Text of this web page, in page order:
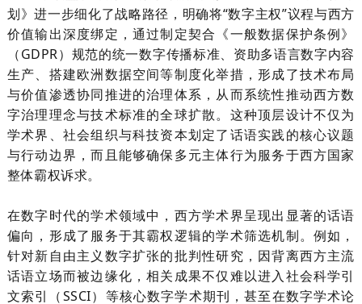
划》进一步细化了战略路径，明确将“数字主权”议程与西方
价值输出深度绑定，通过制定契合《一般数据保护条例》
（GDPR）规范的统一数字传播标准、资助多语言数字内容
生产、搭建欧洲数据空间等制度化举措，形成了技术布局
与价值渗透协同推进的治理体系，从而系统性推动西方数
字治理理念与技术标准的全球扩散。这种顶层设计不仅为
学术界、社会组织与科技资本划定了话语实践的核心议题
与行动边界，而且能够确保多元主体行为服务于西方国家
整体霸权诉求。
在数字时代的学术领域中，西方学术界呈现出显著的话语
偏向，形成了服务于其霸权逻辑的学术筛选机制。例如，
针对新自由主义数字扩张的批判性研究，因背离西方主流
话语立场而被边缘化，相关成果不仅难以进入社会科学引
文索引（SSCI）等核心数字学术期刊，甚至在数字学术论